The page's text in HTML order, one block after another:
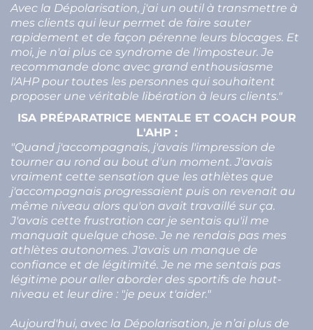
Avec la Dépolarisation, j'ai un outil à transmettre à
mes clients qui leur permet de faire sauter
rapidement et de façon pérenne leurs blocages. Et
moi, je n'ai plus ce syndrome de l'imposteur. Je
recommande donc avec grand enthousiasme
l'AHP pour toutes les personnes qui souhaitent
proposer une véritable libération à leurs clients."
ISA PRÉPARATRICE MENTALE ET COACH POUR
L'AHP :
"Quand j'accompagnais, j'avais l'impression de
tourner au rond au bout d'un moment. J'avais
vraiment cette sensation que les athlètes que
j'accompagnais progressaient puis on revenait au
même niveau alors qu'on avait travaillé sur ça.
J'avais cette frustration car je sentais qu'il me
manquait quelque chose. Je ne rendais pas mes
athlètes autonomes. J'avais un manque de
confiance et de légitimité. Je ne me sentais pas
légitime pour aller aborder des sportifs de haut-
niveau et leur dire : "je peux t'aider."
Aujourd'hui, avec la Dépolarisation, je n’ai plus de